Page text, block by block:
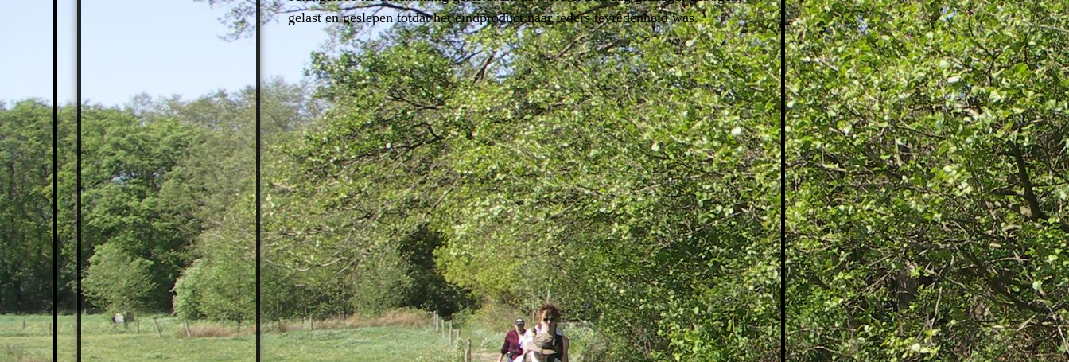
gelast en geslepen totdat het eindproduct naar ieders tevredenheid was.